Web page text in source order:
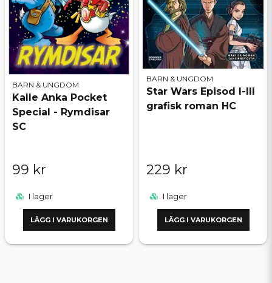
BARN & UNGDOM
Kalle Anka Pocket
Special - Rymdisar
SC
99 kr
I lager
LÄGG I VARUKORGEN
BARN & UNGDOM
Star Wars Episod I-III
grafisk roman HC
229 kr
I lager
LÄGG I VARUKORGEN